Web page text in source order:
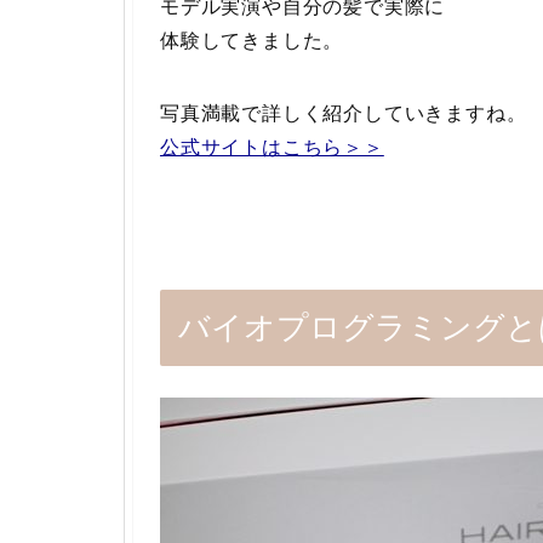
モデル実演や自分の髪で実際に
体験してきました。
写真満載で詳しく紹介していきますね。
公式サイトはこちら＞＞
バイオプログラミング